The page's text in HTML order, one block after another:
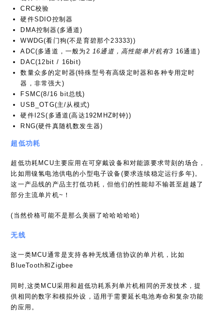
CRC校验
硬件SDIO控制器
DMA控制器(多通道)
WWDG(看门狗(不是育碧那个23333))
ADC(多通道，一般为216通道，高性能单片机有3 16通道)
DAC(12bit / 16bit)
数量众多的定时器(特殊型号有高级定时器和各种专用定时
器，非常强大)
FSMC(8/16 bit总线)
USB_OTG(主/从模式)
硬件I2S(多通道(高达192MHZ时钟))
RNG(硬件真随机数发生器)
超低功耗
超低功耗MCU主要应用在可穿戴设备和对能源要求苛刻的场合，
比如用镍氢电池供电的小型电子设备(要求连续稳定运行多年)。
这一产品线的产品主打低功耗，但他们的性能却不输甚至超越了
部分主流单片机~！
(当然价格可能不是那么美丽了哈哈哈哈哈)
无线
这一类MCU通常是支持各种无线通信协议的单片机，比如
BlueTooth和Zigbee
同时,这类MCU采用和超低功耗系列单片机相同的开发技术，提
供相同的数字和模拟外设，适用于需要延长电池寿命和复杂功能
的应用。